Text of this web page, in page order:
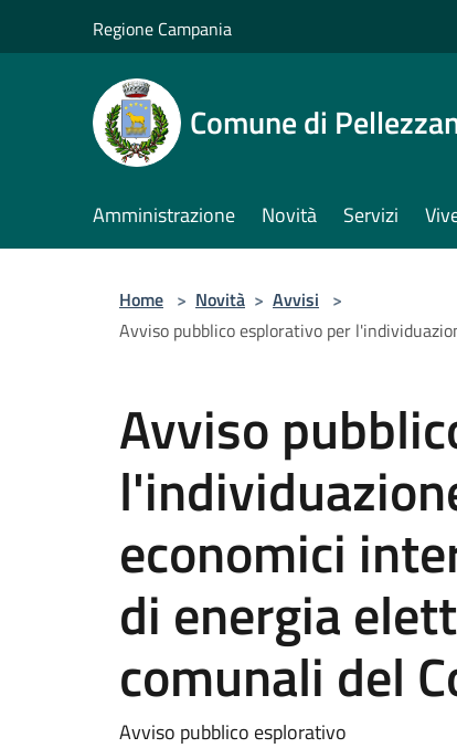
Regione Campania
Comune di
Amministrazione Novità Servizi
Home > Novità > Avvisi >
Avviso pubblico esplorativo per
Avviso
economici
di energia
comunali del
Avviso pubblico esplorativo